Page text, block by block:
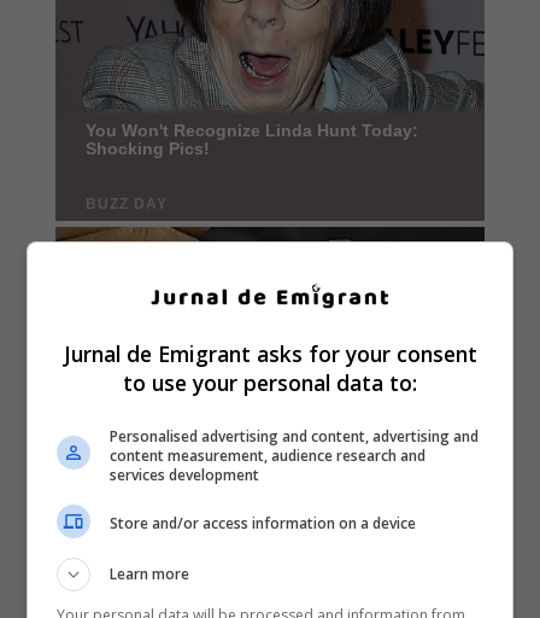
Jurnal de Emigrant asks for your consent
to use your personal data to:
Personalised advertising and content, advertising and
content measurement, audience research and
services development
Store and/or access information on a device
Learn more